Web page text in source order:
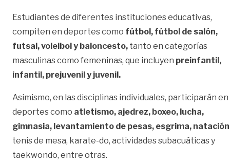
Estudiantes de diferentes instituciones educativas,
compiten en deportes como fútbol, fútbol de salón,
futsal, voleibol y baloncesto, tanto en categorías
masculinas como femeninas, que incluyen preinfantil,
infantil, prejuvenil y juvenil.
Asimismo, en las disciplinas individuales, participarán en
deportes como atletismo, ajedrez, boxeo, lucha,
gimnasia, levantamiento de pesas, esgrima,
tenis de mesa, karate-do, actividades subacuáticas y
taekwondo, entre otras.